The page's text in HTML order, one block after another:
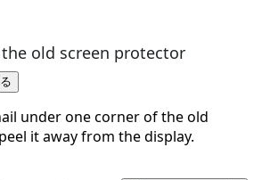
コメントを追加
the old screen protector
under one corner of the old
it away from the display.